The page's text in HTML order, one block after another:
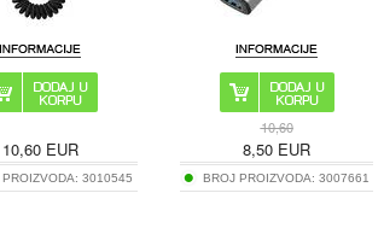
10,60EUR
3010545
10,60
8,50 EUR
BROJ PROIZVODA: 3007661